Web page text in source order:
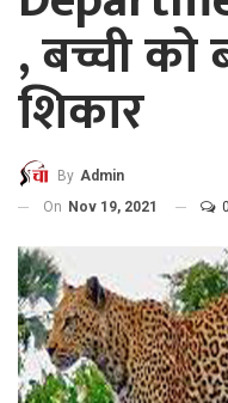
, बच्ची को
शिकार
By Admin
On Nov 19, 2021 0